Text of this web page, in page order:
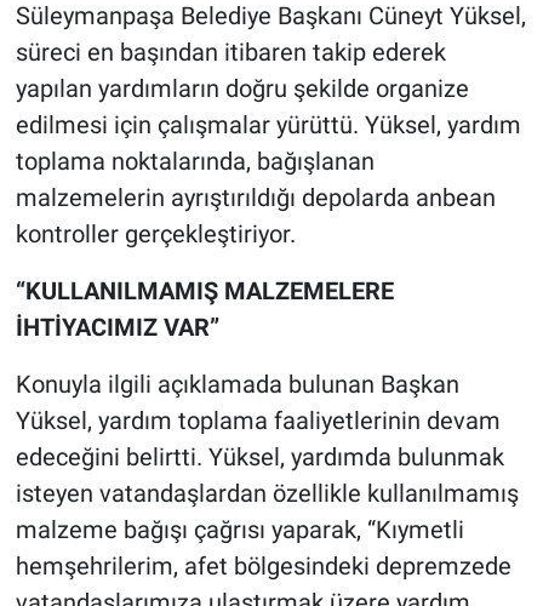
Süleymanpaşa Belediye Başkanı Cüneyt Yüksel,
süreci en başından itibaren takip ederek
yapılan yardımların doğru şekilde organize
edilmesi için çalışmalar yürüttü. Yüksel, yardım
toplama noktalarında, bağışlanan
malzemelerin ayrıştırıldığı depolarda anbean
kontroller gerçekleştiriyor.
“KULLANILMAMIŞ MALZEMELERE
İHTİYACIMIZ VAR”
Konuyla ilgili açıklamada bulunan Başkan
Yüksel, yardım toplama faaliyetlerinin devam
edeceğini belirtti. Yüksel, yardımda bulunmak
isteyen vatandaşlardan özellikle kullanılmamış
malzeme bağışı çağrısı yaparak, “Kıymetli
hemşehrilerim, afet bölgesindeki depremzede